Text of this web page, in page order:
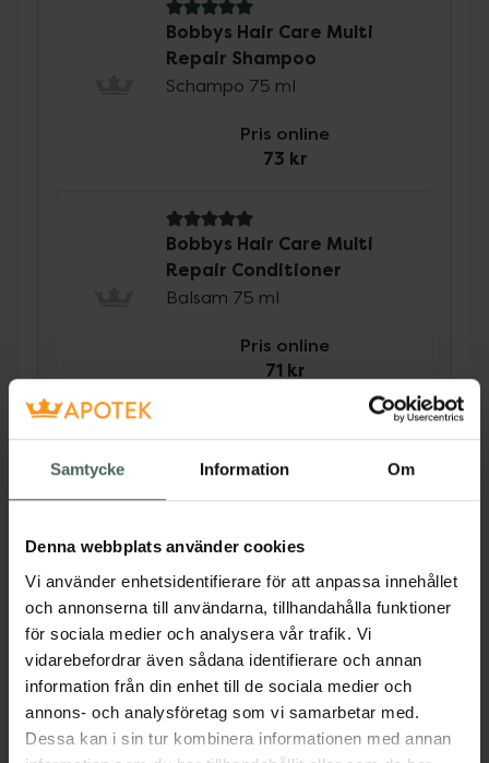
Samtycke Information Om
Denna webbplats använder cookies
Vi använder enhetsidentifierare för att anpassa innehållet
och annonserna till användarna, tillhandahålla funktioner
för sociala medier och analysera vår trafik. Vi
vidarebefordrar även sådana identifierare och annan
information från din enhet till de sociala medier och
annons- och analysföretag som vi samarbetar med.
Dessa kan i sin tur kombinera informationen med annan
5 av 5 i omdöme
Bobbys Hair Care Multi
Repair Shampoo
Schampo 75 ml
Pris online
73 kr
5 av 5 i omdöme
Bobbys Hair Care Multi
Repair Conditioner
Balsam 75 ml
Pris online
71 kr
Köp båda för
Beskrivning
Detta är ett vårdande, reparerande och
balanserande schampo med ingredienser som
bland annat Piroctone Olamine för att
motverka mjäll och torr hårbotten, i liten
förpackning. Schampot bygger samtidigt upp
hårets styrka och lämnar en vacker glans